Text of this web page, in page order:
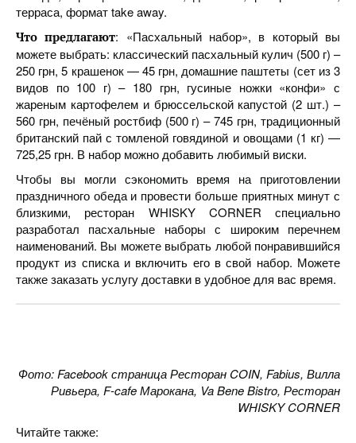
терраса, формат take away.
Что предлагают: «Пасхальный набор», в который вы
можете выбрать: классический пасхальный кулич (500 г) –
250 грн, 5 крашенок — 45 грн, домашние паштеты (сет из 3
видов по 100 г) – 180 грн, гусиные ножки «конфи» с
жареным картофелем и брюссельской капустой (2 шт.) –
560 грн, печёный ростбиф (500 г) – 745 грн, традиционный
британский пай с томленой говядиной и овощами (1 кг) —
725,25 грн. В набор можно добавить любимый виски.
Чтобы вы могли сэкономить время на приготовлении
праздничного обеда и провести больше приятных минут с
близкими, ресторан WHISKY CORNER специально
разработал пасхальные наборы с широким перечнем
наименований. Вы можете выбрать любой понравившийся
продукт из списка и включить его в свой набор. Можете
также заказать услугу доставки в удобное для вас время.
Фото: Facebook страница Ресторан COIN, Fabius, Вилла
Ривьера, F-cafe Марокана, Va Bene Bistro, Ресторан
WHISKY CORNER
Читайте также: